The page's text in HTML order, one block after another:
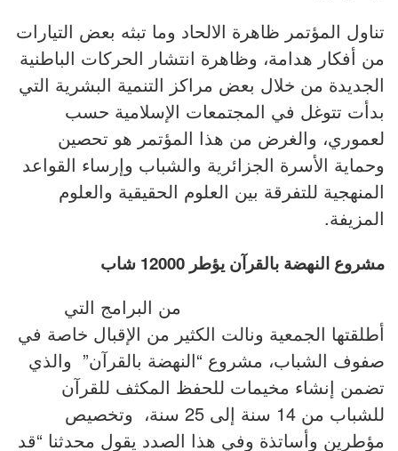
تناول المؤتمر ظاهرة الالحاد وما تبثه بعض التيارات
من أفكار هدامة، وظاهرة انتشار الحركات الباطنية
الجديدة من خلال بعض مراكز التنمية البشرية التي
بدأت تتوغل في المجتمعات الإسلامية حسب
لعموري، والغرض من هذا المؤتمر هو تحصين
وحماية الأسرة الجزائرية والشباب وإرساء القواعد
المنهجية للتفرقة بين العلوم الحقيقية والعلوم
المزيفة.
مشروع النهضة بالقرآن يؤطر 12000 شاب
من البرامج التي
أطلقتها الجمعية ونالت الكثير من الإقبال خاصة في
صفوف الشباب، مشروع “النهضة بالقرآن” والذي
تضمن إنشاء مخيمات للحفظ المكثف للقرآن
للشباب من 14 سنة إلى 25 سنة، وتخصيص
مؤطرين وأساتذة وفي هذا الصدد يقول محدثنا “قد